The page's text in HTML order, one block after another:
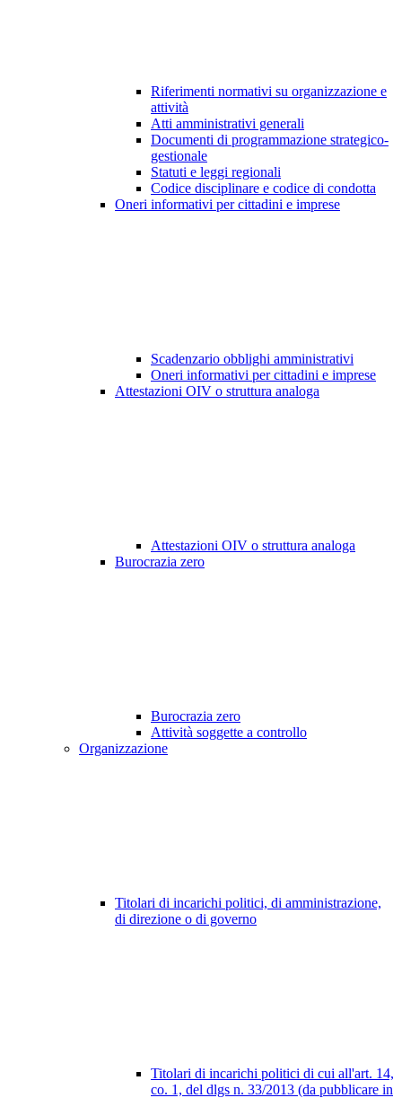
Riferimenti normativi su organizzazione e
attività
Atti amministrativi generali
Documenti di programmazione strategico-
gestionale
Statuti e leggi regionali
Codice disciplinare e codice di condotta
Oneri informativi per cittadini e imprese
Scadenzario obblighi amministrativi
Oneri informativi per cittadini e imprese
Attestazioni OIV o struttura analoga
Attestazioni OIV o struttura analoga
Burocrazia zero
Burocrazia zero
Attività soggette a controllo
Organizzazione
Titolari di incarichi politici, di amministrazione,
di direzione o di governo
Titolari di incarichi politici di cui all'art. 14,
co. 1, del dlgs n. 33/2013 (da pubblicare in